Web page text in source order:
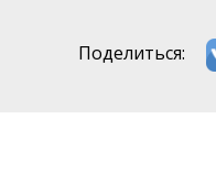
Поделиться: